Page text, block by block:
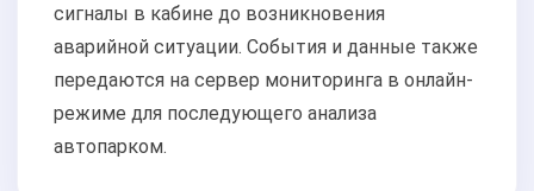
сигналы в кабине до возникновения
аварийной ситуации. События и данные также
передаются на сервер мониторинга в онлайн-
режиме для последующего анализа
автопарком.